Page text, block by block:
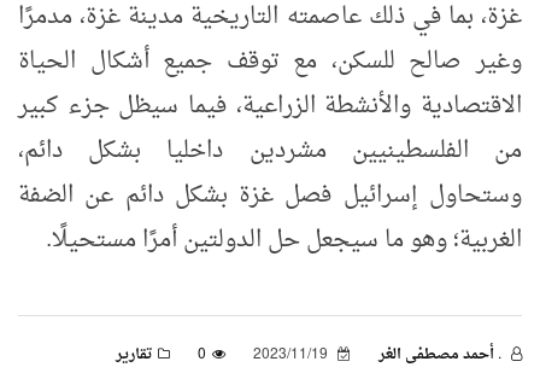
غزة، بما في ذلك عاصمته التاريخية مدينة غزة، مدمرًا
وغير صالح للسكن، مع توقف جميع أشكال الحياة
الاقتصادية والأنشطة الزراعية، فيما سيظل جزء كبير
من الفلسطينيين مشردين داخليا بشكل دائم،
وستحاول إسرائيل فصل غزة بشكل دائم عن الضفة
الغربية؛ وهو ما سيجعل حل الدولتين أمرًا مستحيلًا.
. أحمد مصطفى الغر 0
تقارير